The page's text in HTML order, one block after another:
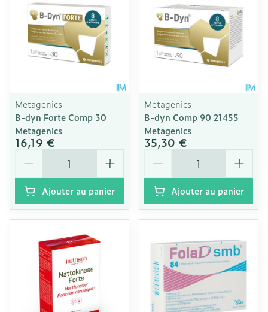
Metagenics
B-dyn Forte Comp 30
Metagenics
16,19 €
Ajouter au panier
Metagenics
B-dyn Comp 90 21455
Metagenics
35,30 €
Ajouter au panier